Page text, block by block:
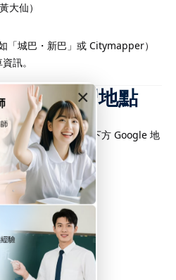
×
大仙）
「城巴・新巴」或 Citymapper）
訊。
查找補習地點
或住宅地段？點擊下方 Google 地